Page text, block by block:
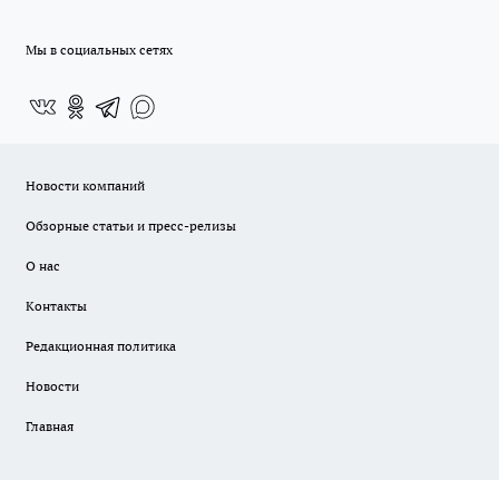
Мы в социальных сетях
Новости компаний
Обзорные статьи и пресс-релизы
О нас
Контакты
Редакционная политика
Новости
Главная